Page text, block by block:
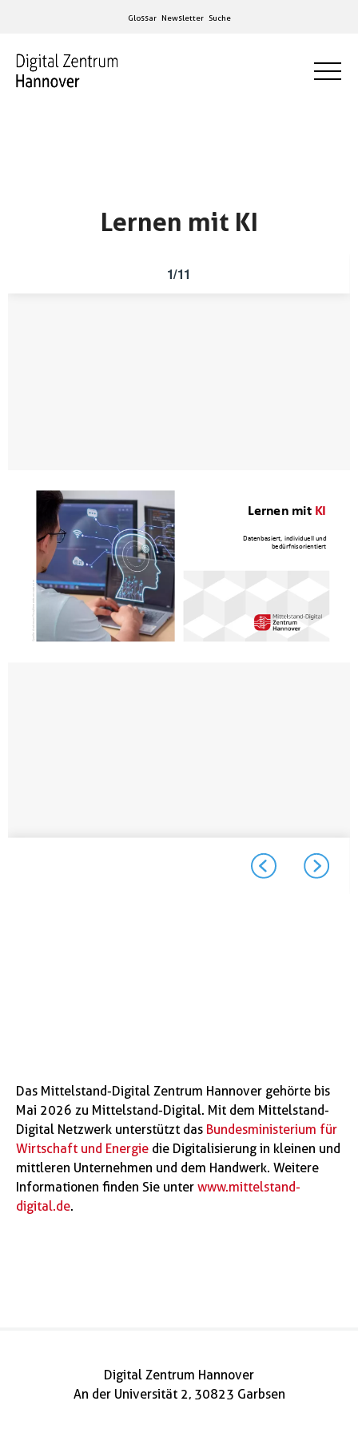
Glossar Newsletter Suche
Lernen mit KI
Das Mittelstand-Digital Zentrum Hannover gehörte bis
Mai 2026 zu Mittelstand-Digital. Mit dem Mittelstand-
Digital Netzwerk unterstützt das Bundesministerium für
Wirtschaft und Energie die Digitalisierung in kleinen und
mittleren Unternehmen und dem Handwerk. Weitere
Informationen finden Sie unter www.mittelstand-
digital.de.
Digital Zentrum Hannover
An der Universität 2, 30823 Garbsen